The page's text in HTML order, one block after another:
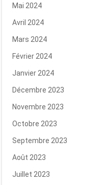
Mai 2024
Avril 2024
Mars 2024
Février 2024
Janvier 2024
Décembre 2023
Novembre 2023
Octobre 2023
Septembre 2023
Août 2023
Juillet 2023